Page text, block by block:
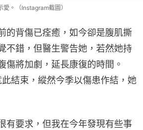
。（Instagram截圖）
的背傷已痊癒，如今卻是腹肌撕
不錯，但醫生警告她，若然她持
傷將加劇，延長康復的時間。
結束，縱然今季以傷患作結，她
有要求，但我在今年發現有些事